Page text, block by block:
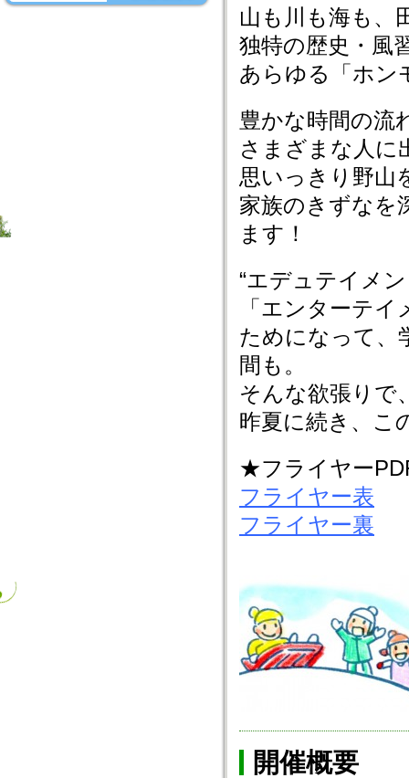
山も川も海も、
独特の歴史・風
あらゆる「ホン
豊かな時間の流
さまざまな人に
思いっきり野山
家族のきずなを
ます！
“エデュテイメ
「エンターテ
ためになって、
間も。
そんな欲張りで
昨夏に続き、こ
★フライヤー
フライヤー表
フライヤー裏
開催概要